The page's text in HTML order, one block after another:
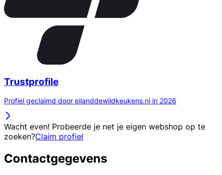
Trustprofile
Profiel geclaimd door eilanddewildkeukens.nl in 2026
Wacht even! Probeerde je net je eigen webshop op te
zoeken?Claim profiel
Contactgegevens